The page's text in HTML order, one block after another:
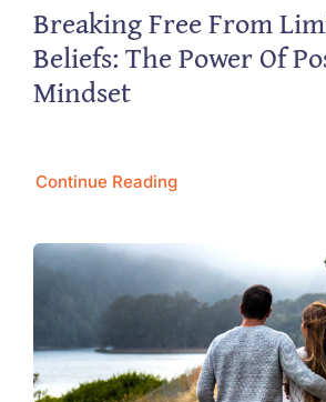
Breaking Free From
Beliefs: The Power Of
Mindset
Continue Reading